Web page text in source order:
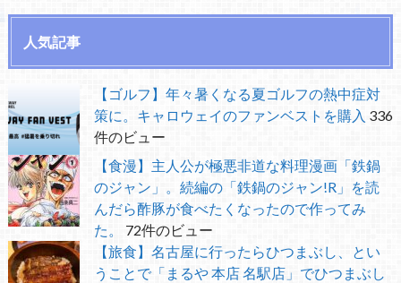
人気記事
【ゴルフ】年々暑くなる夏ゴルフの熱中症対
策に。キャロウェイのファンベストを購入 336
件のビュー
【食漫】主人公が極悪非道な料理漫画「鉄鍋
のジャン」。続編の「鉄鍋のジャン!R」を読
んだら酢豚が食べたくなったので作ってみ
た。
72件のビュー
【旅食】名古屋に行ったらひつまぶし、とい
うことで「まるや 本店 名駅店」でひつまぶし